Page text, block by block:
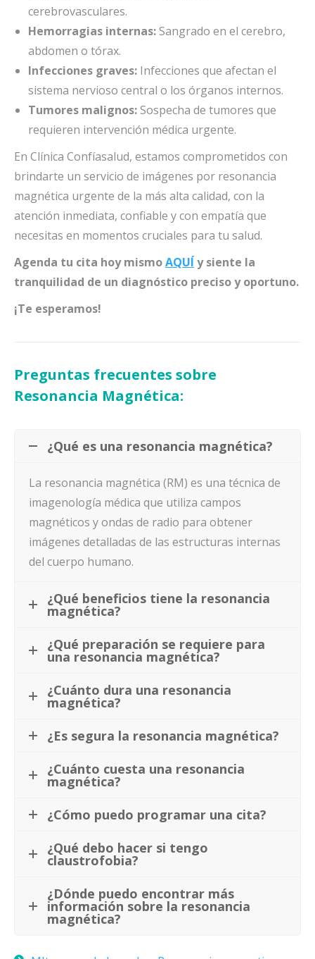
cerebrovasculares.
Hemorragias internas: Sangrado en el cerebro,
abdomen o tórax.
Infecciones graves: Infecciones que afectan el
sistema nervioso central o los órganos internos.
Tumores malignos: Sospecha de tumores que
requieren intervención médica urgente.
En Clínica Confíasalud, estamos comprometidos con
brindarte un servicio de imágenes por resonancia
magnética urgente de la más alta calidad, con la
atención inmediata, confiable y con empatía que
necesitas en momentos cruciales para tu salud.
Agenda tu cita hoy mismoAQUÍy siente la
tranquilidad de un diagnóstico preciso y oportuno.
¡Te esperamos!
Preguntas frecuentes sobre
Resonancia Magnética:
¿Qué es una resonancia magnética?
La resonancia magnética (RM) es una técnica de
imagenología médica que utiliza campos
magnéticos y ondas de radio para obtener
imágenes detalladas de las estructuras internas
del cuerpo humano.
¿Qué beneficios tiene la resonancia
magnética?
¿Qué preparación se requiere para
una resonancia magnética?
¿Cuánto dura una resonancia
magnética?
¿Es segura la resonancia magnética?
¿Cuánto cuesta una resonancia
magnética?
¿Cómo puedo programar una cita?
¿Qué debo hacer si tengo
claustrofobia?
¿Dónde puedo encontrar más
información sobre la resonancia
magnética?